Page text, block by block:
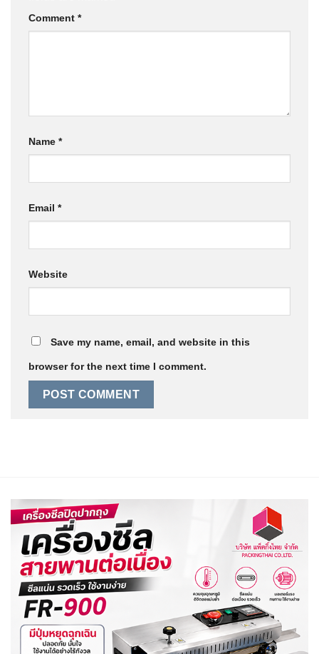
Comment *
Name *
Email *
Website
Save my name, email, and website in this
browser for the next time I comment.